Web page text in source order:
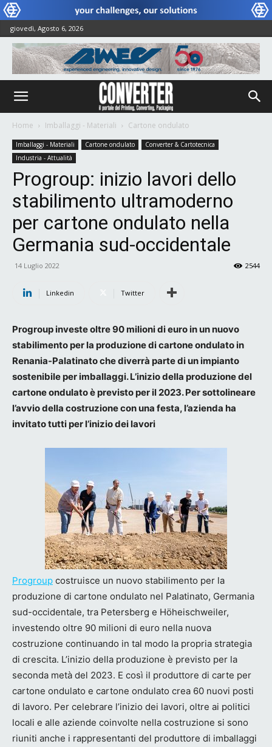
giovedì, Agosto 6, 2026
Home Imballaggi - Materiali Cartone ondulato
Imballaggi - Materiali Cartone ondulato
Converter & Cartotecnica
Industria - Attualità
Progroup: inizio lavori dello
stabilimento ultramoderno
per cartone ondulato nella
Germania sud-occidentale
14 Luglio 2022 2544
Linkedin Twitter
Progroup investe oltre 90 milioni di euro in un nuovo
stabilimento per la produzione di cartone ondulato in
Renania-Palatinato che diverrà parte di un impianto
sostenibile per imballaggi. L’inizio della produzione del
cartone ondulato è previsto per il 2023. Per sottolineare
l’avvio della costruzione con una festa, l’azienda ha
invitato tutti per l’inizio dei lavori
Progroup costruisce un nuovo stabilimento per la
produzione di cartone ondulato nel Palatinato, Germania
sud-occidentale, tra Petersberg e Höheischweiler,
investendo oltre 90 milioni di euro nella nuova
costruzione continuando in tal modo la propria strategia
di crescita. L’inizio della produzione è previsto per la
seconda metà del 2023. E così il produttore di carte per
cartone ondulato e cartone ondulato crea 60 nuovi posti
di lavoro. Per celebrare l’inizio dei lavori, oltre ai politici
locali e alle aziende coinvolte nella costruzione si sono
riuniti anche i rappresentanti del produttore di imballaggi